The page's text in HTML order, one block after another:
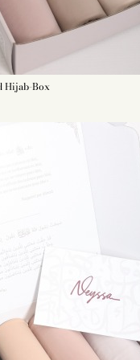
der in Wickelform genäht
kann. Er verdeckt das Haar
sich für eine verschleierte
Kopftuchs übergegangen
Kopftuchs, Schals oder
Schleier: Wie
wird ein
wärmen. Für ein
Braun perfekt. An wärmeren
Farben wie Rosa oder
Wie trägt man ihn?
ermöglicht es Ihnen, Ihr
Hijab-Box